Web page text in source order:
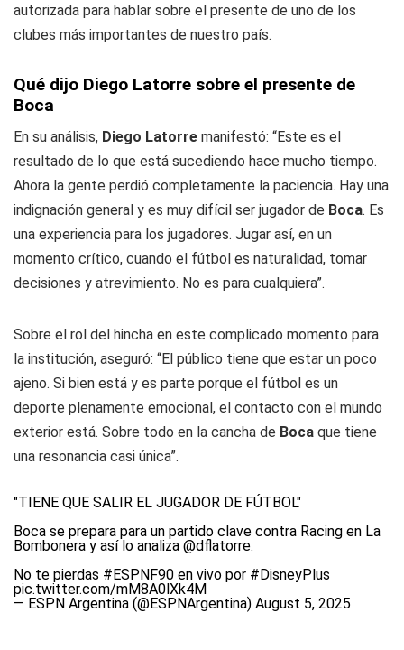
autorizada para hablar sobre el presente de uno de los
clubes más importantes de nuestro país.
Qué dijo Diego Latorre sobre el presente de
Boca
En su análisis, Diego Latorre manifestó: “Este es el
resultado de lo que está sucediendo hace mucho tiempo.
Ahora la gente perdió completamente la paciencia. Hay una
indignación general y es muy difícil ser jugador de Boca. Es
una experiencia para los jugadores. Jugar así, en un
momento crítico, cuando el fútbol es naturalidad, tomar
decisiones y atrevimiento. No es para cualquiera”.
Sobre el rol del hincha en este complicado momento para
la institución, aseguró: “El público tiene que estar un poco
ajeno. Si bien está y es parte porque el fútbol es un
deporte plenamente emocional, el contacto con el mundo
exterior está. Sobre todo en la cancha de Boca que tiene
una resonancia casi única”.
"TIENE QUE SALIR EL JUGADOR DE FÚTBOL"
Boca se prepara para un partido clave contra Racing en La
Bombonera y así lo analiza @dflatorre.
No te pierdas #ESPNF90 en vivo por #DisneyPlus
pic.twitter.com/mM8A0lXk4M
— ESPN Argentina (@ESPNArgentina) August 5, 2025